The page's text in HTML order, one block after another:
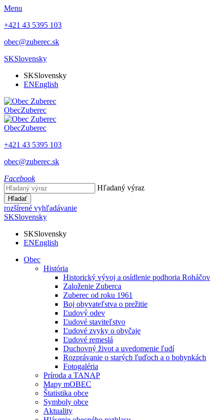
Menu
+421 43 5395 103
obec@zuberec.sk
SKSlovensky
SKSlovensky
ENEnglish
ObecZuberec
ObecZuberec
+421 43 5395 103
obec@zuberec.sk
Facebook
Hľadaný výraz
Hľadať
rozšírené vyhľadávanie
SKSlovensky
SKSlovensky
ENEnglish
Obec
História
Historický vývoj a osídlenie podhoria Roháčov
Založenie Zuberca
Zuberec od roku 1961
Boj obyvateľstva o prežitie
Ľudový odev
Ľudové staviteľstvo
Ľudové zvyky o obyčaje
Ľudové remeslá
Duchovný život a uvedomenie ľudí
Rozprávanie o starých ľuďoch a o bohynkách
Fotogaléria
Príroda a TANAP
Mapy mOBEC
Štatistika obce
Symboly obce
Aktuality